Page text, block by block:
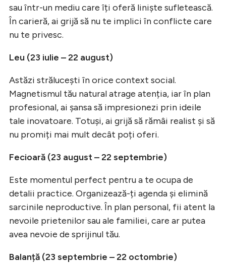
sau într-un mediu care îți oferă liniște sufletească.
În carieră, ai grijă să nu te implici în conflicte care
nu te privesc.
Leu (23 iulie – 22 august)
Astăzi strălucești în orice context social.
Magnetismul tău natural atrage atenția, iar în plan
profesional, ai șansa să impresionezi prin ideile
tale inovatoare. Totuși, ai grijă să rămâi realist și să
nu promiți mai mult decât poți oferi.
Fecioară (23 august – 22 septembrie)
Este momentul perfect pentru a te ocupa de
detalii practice. Organizează-ți agenda și elimină
sarcinile neproductive. În plan personal, fii atent la
nevoile prietenilor sau ale familiei, care ar putea
avea nevoie de sprijinul tău.
Balanță (23 septembrie – 22 octombrie)